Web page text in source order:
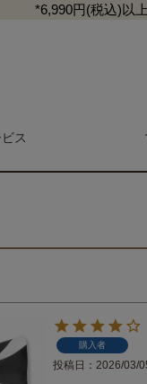
*6,990円(税込)以
マットレス・敷き布団
ス
購入者
投稿日 2026/03/